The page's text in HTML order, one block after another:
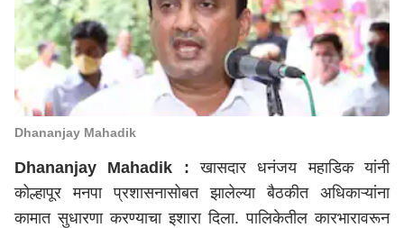
Dhananjay Mahadik
Dhananjay Mahadik : खासदार धनंजय महाडिक यांनी
कोल्हापूर मनपा प्रशासनासोबत झालेल्या बैठकीत अधिकाऱ्यांना
कामात सुधारणा करण्याचा इशारा दिला. पालिकेतील कारभारावरून